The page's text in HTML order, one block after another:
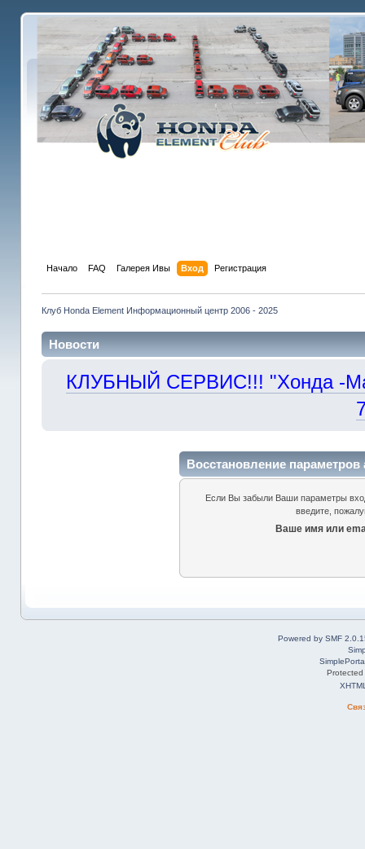
Начало FAQ Галерея Ивы Вход Регистрация
Клуб Honda Element Информационный центр 2006 - 2025
Новости
КЛУБНЫЙ СЕРВИС!!! "Хонда -
Восстановление параметров
Если Вы забыли Ваши параметры
введите,
Ваше имя или
Powered by SMF